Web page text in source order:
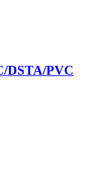
DSTA/PVC